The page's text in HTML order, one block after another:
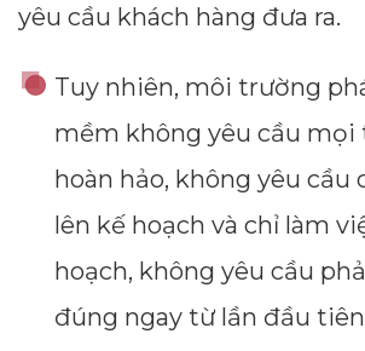
yêu cầu khách hàng đưa ra.
Tuy nhiên, môi trường
mềm không yêu cầu mọi
hoàn hảo, không yêu cầu
lên kế hoạch và chỉ làm
hoạch, không yêu cầu
đúng ngay từ lần đầu